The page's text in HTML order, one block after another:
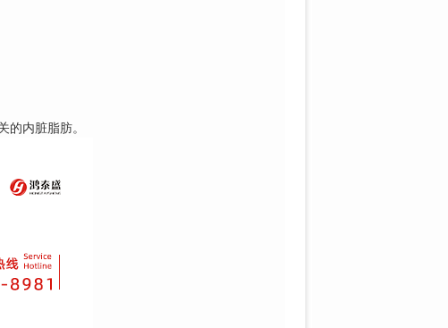
的内脏脂肪。